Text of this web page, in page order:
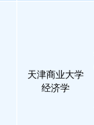
天津商业大学
经济学